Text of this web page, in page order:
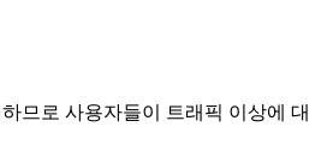
므로 사용자들이 트래픽 이상에 대